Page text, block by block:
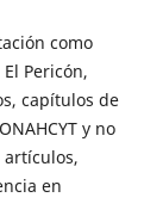
como
Pericón,
capítulos de
y no
artículos,
en